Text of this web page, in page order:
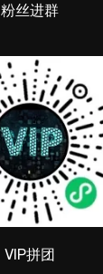
粉丝进群
VIP拼团